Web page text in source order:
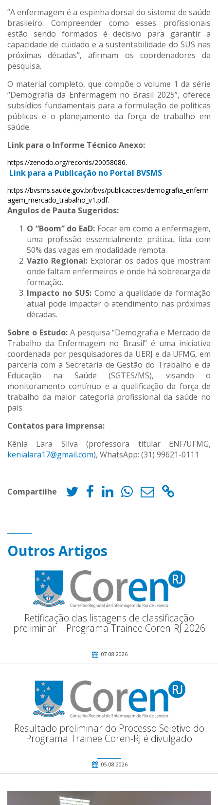
“A enfermagem é a espinha dorsal do sistema de saúde
brasileiro. Compreender como esses profissionais
estão sendo formados é decisivo para garantir a
capacidade de cuidado e a sustentabilidade do SUS nas
próximas décadas”, afirmam os coordenadores da
pesquisa.
O material completo, que compõe o volume 1 da série
“Demografia da Enfermagem no Brasil 2025”, oferece
subsídios fundamentais para a formulação de políticas
públicas e o planejamento da força de trabalho em
saúde.
Link para o Informe Técnico Anexo:
https://zenodo.org/records/20058086.
Link para a Publicação no Portal BVSMS
https://bvsms.saude.gov.br/bvs/publicacoes/demografia_enferm
agem_mercado_trabalho_v1.pdf.
Angulos de Pauta Sugeridos:
O “Boom” do EaD:Focar em como a enfermagem,
uma profissão essencialmente prática, lida com
50% das vagas em modalidade remota.
Vazio Regional: Explorar os dados que mostram
onde faltam enfermeiros e onde há sobrecarga de
formação.
Impacto no SUS: Como a qualidade da formação
atual pode impactar o atendimento nas próximas
décadas.
Sobre o Estudo:A pesquisa “Demografia e Mercado de
Trabalho da Enfermagem no Brasil” é uma iniciativa
coordenada por pesquisadores da UERJ e da UFMG, em
parceria com a Secretaria de Gestão do Trabalho e da
Educação na Saúde (SGTES/MS), visando o
monitoramento contínuo e a qualificação da força de
trabalho da maior categoria profissional da saúde no
país.
Contatos para Imprensa:
Kênia Lara Silva (professora titular ENF/UFMG,
kenialara17@gmail.com), WhatsApp: (31) 99621-0111
Compartilhe
Outros Artigos
Retificação das listagens de classificação
preliminar – Programa Trainee Coren-RJ 2026
07.08.2026
Resultado preliminar do Processo Seletivo do
Programa Trainee Coren-RJ é divulgado
05.08.2026